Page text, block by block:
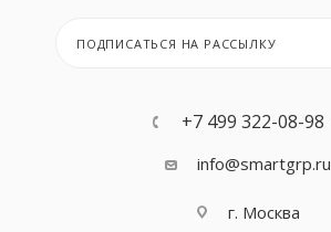
ПОДПИСАТЬСЯ НА РАССЫЛКУ
+7 499 322-08-98
info@smartgrp.ru
г. Москва